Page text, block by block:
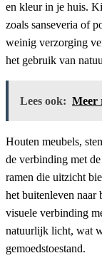
en kleur in je huis.
zoals sanseveria of
weinig verzorging
het gebruik van
Lees ook: Meer
Houten meubels,
de verbinding met
ramen die uitzicht
het buitenleven naar
visuele verbinding
natuurlijk licht, wat
gemoedstoestand.